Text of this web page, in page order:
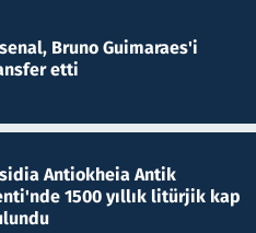
Bruno Guimaraes'i
etti
Antiokheia Antik
1500 yıllık litürjik kap